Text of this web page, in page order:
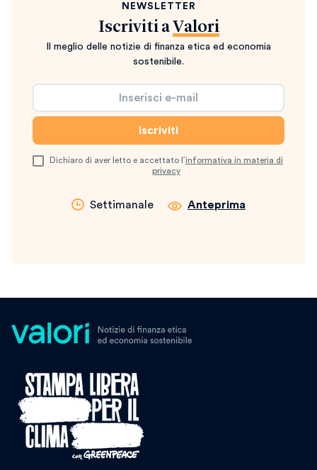
NEWSLETTER
Iscriviti a Valori
Il meglio delle notizie di finanza etica ed economia
sostenibile.
Dichiaro di aver letto e accettato l’informativa in materia di
privacy
Settimanale Anteprima